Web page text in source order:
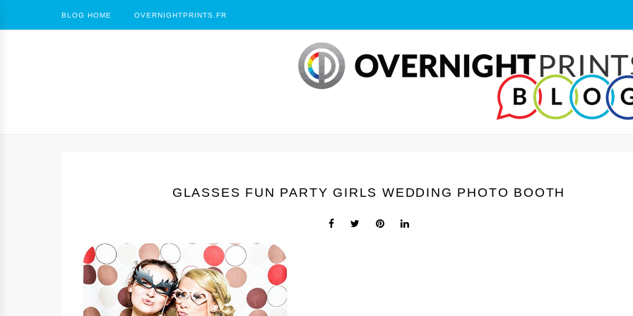
BLOG HOME OVERNIGHTPRINTS.FR
GLASSES FUN PARTY GIRLS WEDDING PHOTO BOOTH